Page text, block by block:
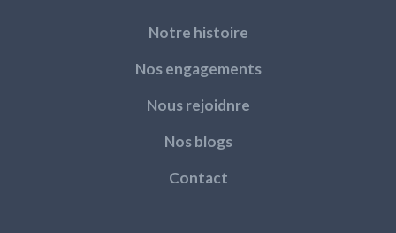
Notre histoire
Nos engagements
Nous rejoidnre
Nos blogs
Contact